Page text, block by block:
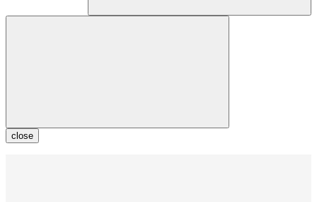
close